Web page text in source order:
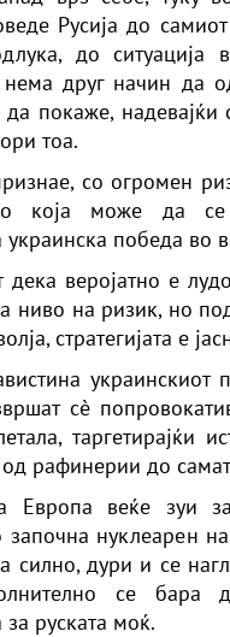
Русија до
до ситуација
друг начин да
покаже, надевајќи
тоа.
со огромен
во која може да
украинска победа во
дека веројатно е
ниво на ризик, но
стратегијата е
украинскиот
сè
таргетирајќи
рафинерии до
Европа веќе зуи
започна нуклеарен
силно, дури и се
се бара
за руската моќ.